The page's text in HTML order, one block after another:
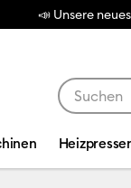
dieCricut